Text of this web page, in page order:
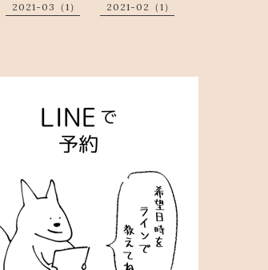
2021-03（1） 2021-02（1）